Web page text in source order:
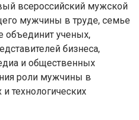
всероссийский мужской
мужчины в труде, семье
объединит ученых,
бизнеса,
и общественных
роли мужчины в
технологических